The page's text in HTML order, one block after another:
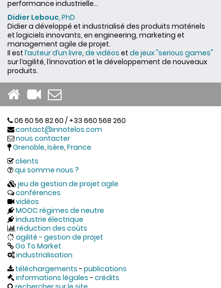
performance industrielle...
Didier Lebouc, PhD
Didier a développé et industrialisé des produits matériels
et logiciels innovants, en engineering, marketing et
management agile de projet.
Il est l’auteur d’un livre, de vidéos et de jeux "serious games"
sur l‘agilité, l‘innovation et le développement de nouveaux
produits.
06 60 56 82 60 / +33 660 568 260
contact@innotelos.com
nous contacter
Grenoble, Isère, France
clients
qui somme nous ?
jeu de gestion de projet agile
conférences
vidéos
MOOC régimes de neutre
industrie électrique
réduction des coûts
agilité - gestion de projet
Go To Market
industrialisation
téléchargements - publications
informations légales - crédits